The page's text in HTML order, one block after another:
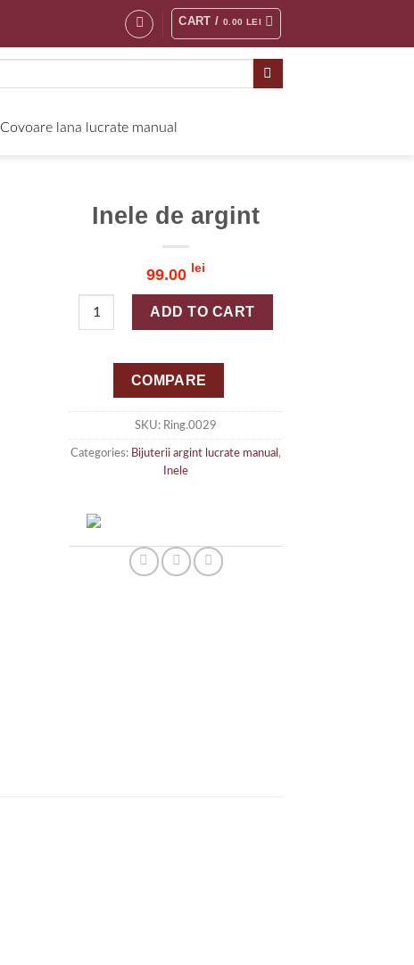
CART / 0.00 LEI
Covoare lana lucrate manual
Inele de argint
99.00 lei
Inele de argint quantity
ADD TO CART
COMPARE
SKU: Ring.0029
Categories: Bijuterii argint lucrate manual ,
Inele